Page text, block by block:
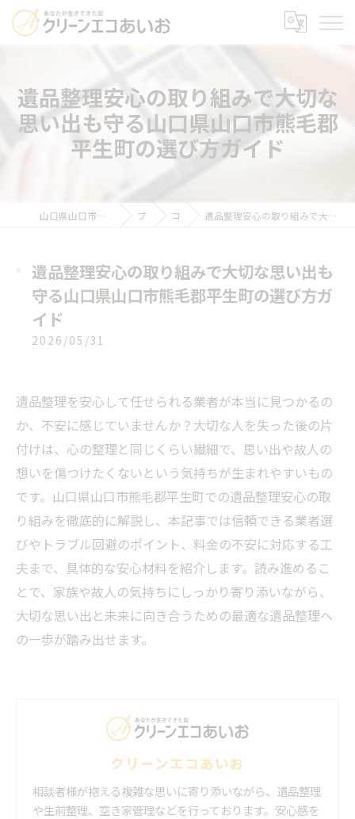
遺品整理安心の取り組みで大切な
思い出も守る山口県山口市熊毛郡
平生町の選び方ガイド
山口県山口市の遺品整理ならクリーンエコあいお ブログ コラム 遺品整理安心の取り組みで大切な思い出も守る山口県山口市熊毛郡平生町の選び方ガイド
遺品整理安心の取り組みで大切な思い出も
守る山口県山口市熊毛郡平生町の選び方ガ
イド
2026/05/31
遺品整理を安心して任せられる業者が本当に見つかるの
か、不安に感じていませんか？大切な人を失った後の片
付けは、心の整理と同じくらい繊細で、思い出や故人の
想いを傷つけたくないという気持ちが生まれやすいもの
です。山口県山口市熊毛郡平生町での遺品整理安心の取
り組みを徹底的に解説し、本記事では信頼できる業者選
びやトラブル回避のポイント、料金の不安に対応する工
夫まで、具体的な安心材料を紹介します。読み進めるこ
とで、家族や故人の気持ちにしっかり寄り添いながら、
大切な思い出と未来に向き合うための最適な遺品整理へ
の一歩が踏み出せます。
クリーンエコあいお
相談者様が抱える複雑な思いに寄り添いながら、遺品整理
や生前整理、空き家管理などを行っております。安心感を